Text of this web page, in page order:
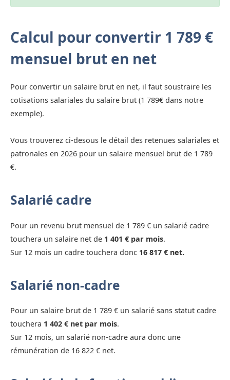
Calcul pour convertir 1 789 €
mensuel brut en net
Pour convertir un salaire brut en net, il faut soustraire les
cotisations salariales du salaire brut (1 789€ dans notre
exemple).
Vous trouverez ci-desous le détail des retenues salariales et
patronales en 2026 pour un salaire mensuel brut de 1 789
€.
Salarié cadre
Pour un revenu brut mensuel de 1 789 € un salarié cadre
touchera un salaire net de 1 401 € par mois.
Sur 12 mois un cadre touchera donc 16 817 € net.
Salarié non-cadre
Pour un salaire brut de 1 789 € un salarié sans statut cadre
touchera 1 402 € net par mois.
Sur 12 mois, un salarié non-cadre aura donc une
rémunération de 16 822 € net.